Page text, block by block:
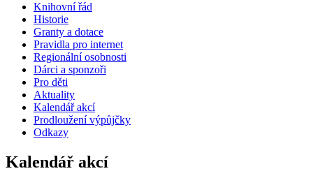
Knihovní řád
Historie
Granty a dotace
Pravidla pro internet
Regionální osobnosti
Dárci a sponzoři
Pro děti
Aktuality
Kalendář akcí
Prodloužení výpůjčky
Odkazy
Kalendář akcí